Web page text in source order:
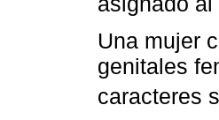
Una mujer
genitales
caracteres